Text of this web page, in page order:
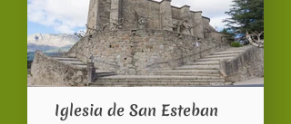
Iglesia de San Esteban